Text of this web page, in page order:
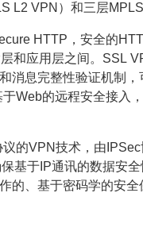
L2 VPN）和三层
HTTP，安全的
和应用层之间。SSL
消息完整性验证机制
Web的远程安全接入
的VPN技术，由
基于IP通讯的数据安
的、基于密码学的安全